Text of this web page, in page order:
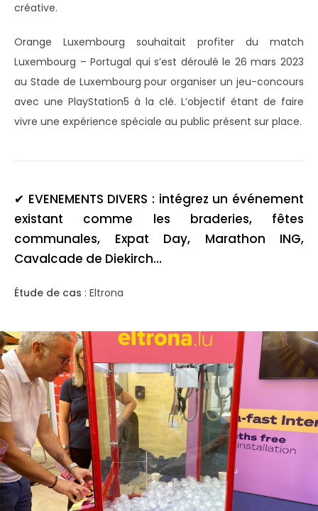
créative.
Orange Luxembourg souhaitait profiter du match
Luxembourg – Portugal qui s’est déroulé le 26 mars 2023
au Stade de Luxembourg pour organiser un jeu-concours
avec une PlayStation5 à la clé. L’objectif étant de faire
vivre une expérience spéciale au public présent sur place.
✔ EVENEMENTS DIVERS : intégrez un événement
existant comme les braderies, fêtes
communales, Expat Day, Marathon ING,
Cavalcade de Diekirch…
Étude de cas : Eltrona